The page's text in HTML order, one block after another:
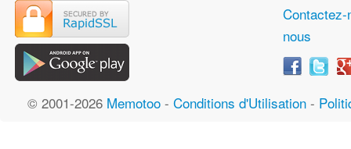
Contactez-
nous
© 2001-2026 Memotoo - Conditions d'Utilisation -